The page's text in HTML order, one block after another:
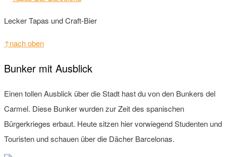
Lecker Tapas und Craft-Bier
↑nach oben
Bunker mit Ausblick
Einen tollen Ausblick über die Stadt hast du von den Bunkers del
Carmel. Diese Bunker wurden zur Zeit des spanischen
Bürgerkrieges erbaut. Heute sitzen hier vorwiegend Studenten und
Touristen und schauen über die Dächer Barcelonas.